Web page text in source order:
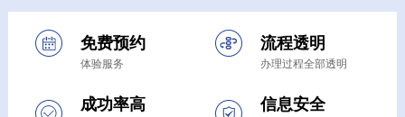
免费预约
体验服务
流程透明
办理过程全部透明
成功率高 信息安全